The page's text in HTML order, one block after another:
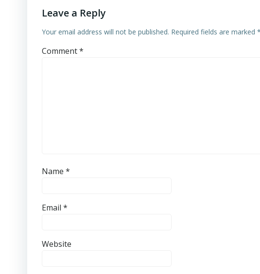
Leave a Reply
Your email address will not be published. Required fields are marked *
Comment*
Name *
Email *
Website